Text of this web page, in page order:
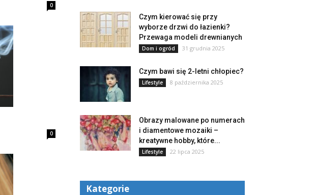
0
0
Czym kierować się przy
wyborze drzwi do łazienki?
Przewaga modeli drewnianych
Dom i ogród 31 grudnia 2025
Czym bawi się 2-letni chłopiec?
Lifestyle 8 października 2025
Obrazy malowane po numerach
i diamentowe mozaiki –
kreatywne hobby, które...
Lifestyle 22 lipca 2025
Kategorie